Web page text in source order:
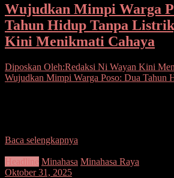
Wujudkan Mimpi Warga
Tahun Hidup Tanpa
Kini Menikmati Cahaya
Diposkan Oleh:Redaksi Ni Wayan Kini
Wujudkan Mimpi Warga Poso: Dua Tahun
Baca selengkapnya
Headline Minahasa Minahasa Raya
Oktober 31, 2025